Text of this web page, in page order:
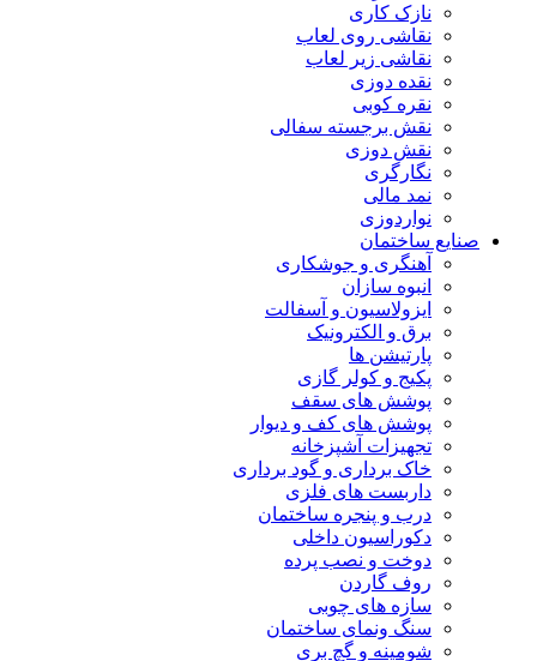
نازک کاری
نقاشی روی لعاب
نقاشی زیر لعاب
نقده دوزی
نقره کوبی
نقش برجسته سفالی
نقش دوزی
نگارگری
نمد مالی
نواردوزی
صنایع ساختمان
آهنگری و جوشکاری
انبوه سازان
ایزولاسیون و آسفالت
برق و الکترونیک
پارتیشن ها
پکیج و کولر گازی
پوشش های سقف
پوشش های کف و دیوار
تجهیزات آشپزخانه
خاک برداری و گود برداری
داربست های فلزی
درب و پنجره ساختمان
دکوراسیون داخلی
دوخت و نصب پرده
روف گاردن
سازه های چوبی
سنگ ونمای ساختمان
شومینه و گچ بری